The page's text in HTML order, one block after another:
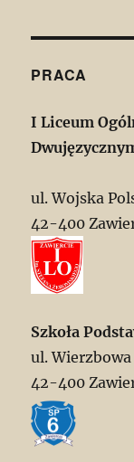
PRACA
I Liceum
ul. Wojska
42-400
Szkoła
ul. Wierzbowa
42-400